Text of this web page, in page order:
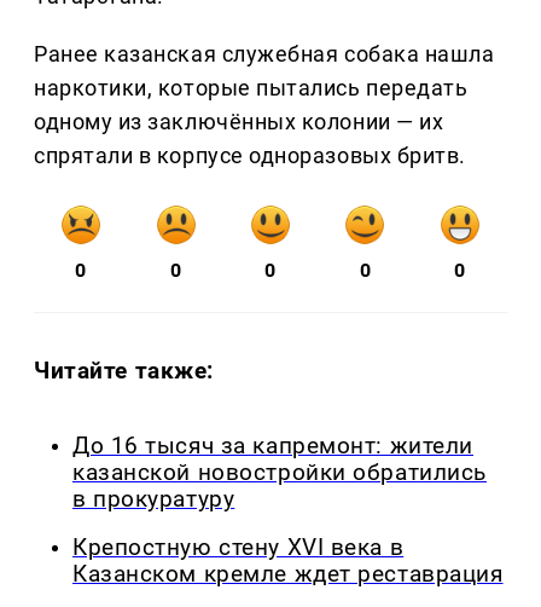
Ранее казанская служебная собака нашла
наркотики, которые пытались передать
одному из заключённых колонии — их
спрятали в корпусе одноразовых бритв.
0 0 0 0 0
Читайте также:
До 16 тысяч за капремонт: жители
казанской новостройки обратились
в прокуратуру
Крепостную стену XVI века в
Казанском кремле ждет реставрация